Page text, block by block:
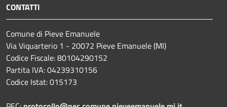
CONTATTI
Comune di Pieve Emanuele
Via Viquarterio 1 - 20072 Pieve Emanuele (MI)
Codice Fiscale: 80104290152
Partita IVA: 04239310156
Codice Istat: 015173